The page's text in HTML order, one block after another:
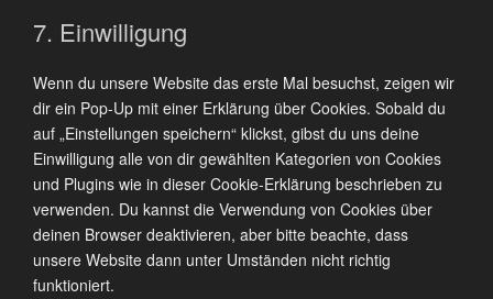
7. Einwilligung
Wenn du unsere Website das erste Mal besuchst, zeigen wir
dir ein Pop-Up mit einer Erklärung über Cookies. Sobald du
auf „Einstellungen speichern“ klickst, gibst du uns deine
Einwilligung alle von dir gewählten Kategorien von Cookies
und Plugins wie in dieser Cookie-Erklärung beschrieben zu
verwenden. Du kannst die Verwendung von Cookies über
deinen Browser deaktivieren, aber bitte beachte, dass
unsere Website dann unter Umständen nicht richtig
funktioniert.